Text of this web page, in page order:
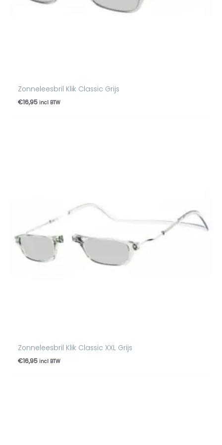
Zonneleesbril Klik Classic Grijs
€16,95 incl BTW
Zonneleesbril Klik Classic XXL Grijs
€16,95 incl BTW